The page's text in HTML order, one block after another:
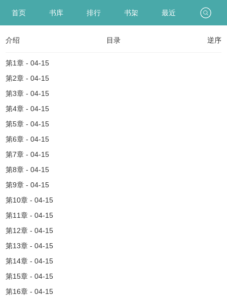
首页 书库 排行 书架 最近
介绍 目录 逆序
第1章 - 04-15
第2章 - 04-15
第3章 - 04-15
第4章 - 04-15
第5章 - 04-15
第6章 - 04-15
第7章 - 04-15
第8章 - 04-15
第9章 - 04-15
第10章 - 04-15
第11章 - 04-15
第12章 - 04-15
第13章 - 04-15
第14章 - 04-15
第15章 - 04-15
第16章 - 04-15